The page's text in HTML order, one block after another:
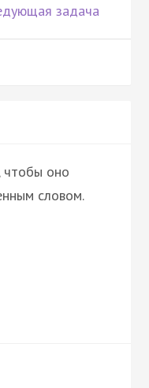
задача
чтобы оно
словом.